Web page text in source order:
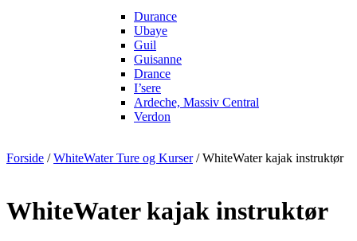
Durance
Ubaye
Guil
Guisanne
Drance
I’sere
Ardeche, Massiv Central
Verdon
Forside /WhiteWater Ture og Kurser/ WhiteWater kajak instruktør
WhiteWater kajak instruktør